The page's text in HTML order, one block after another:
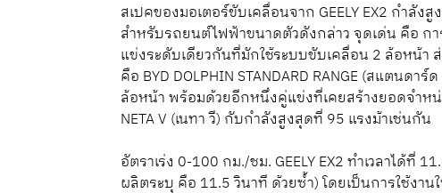
สเปคของมอเตอร์ขับเคลื่อนจาก GEELY EX2 กำลั
สำหรับรถยนต์ไฟฟ้าขนาดตัวดังกล่าว จุดเด่น คือ ก
แข่งระดับเดียวกันที่มักใช้ระบบขับเคลื่อน 2 ล้อหน้
คือ BYD DOLPHIN STANDARD RANGE (สแตนด
ล้อหน้า พร้อมด้วยอีกหนึ่งคู่แข่งที่เคยสร้างยอดจำห
NETA V (เนทา วี) กับกำลังสูงสุดที่ 95 แรงม้าเช่นกัน
อัตราเร่ง 0-100 กม./ชม. GEELY EX2 ทำเวลาได้ที่
ผลิตระบุ คือ 11.5 วินาที ด้วยซ้ำ) โดยเป็นการใช้งา